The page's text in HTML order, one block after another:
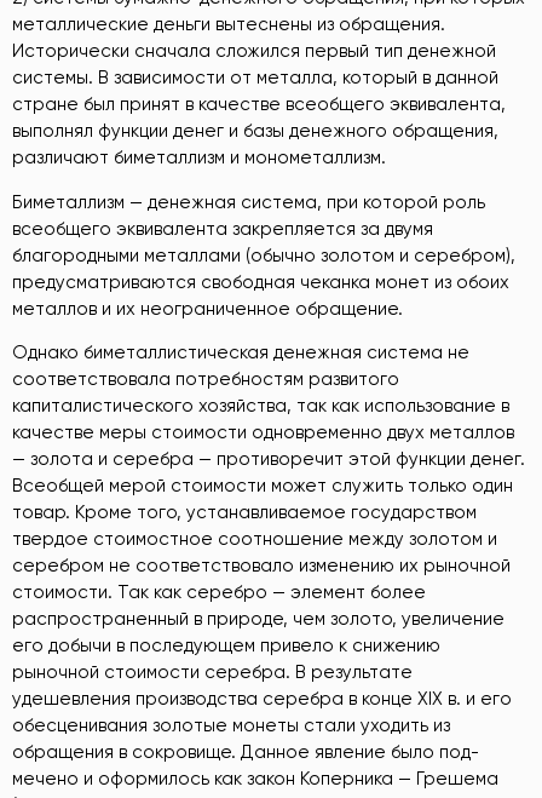
металлические деньги вытеснены из обращения.
Исторически сначала сложился первый тип денежной
системы. В зависимости от металла, который в данной
стране был принят в качестве всеобщего эквивалента,
выполнял функции денег и базы денежного обращения,
различают биметаллизм и монометаллизм.
Биметаллизм — денежная система, при которой роль
всеобщего эквивалента закрепляется за двумя
благородными металлами (обычно золотом и серебром),
предусматриваются свободная чеканка монет из обоих
металлов и их неограниченное обращение.
Однако биметаллистическая денежная система не
соответствовала потребностям развитого
капиталистического хозяйства, так как использование в
качестве меры стоимости одновременно двух металлов
— золота и серебра — противоречит этой функции денег.
Всеобщей мерой стоимости может служить только один
товар. Кроме того, устанавливаемое государством
твердое стоимостное соотношение между золотом и
серебром не соответствовало изменению их рыночной
стоимости. Так как серебро — элемент более
распространенный в природе, чем золото, увеличение
его добычи в последующем привело к снижению
рыночной стоимости серебра. В результате
удешевления производства серебра в конце XIX в. и его
обесценивания золотые монеты стали уходить из
обращения в сокровище. Данное явление было под-
мечено и оформилось как закон Коперника — Грешема